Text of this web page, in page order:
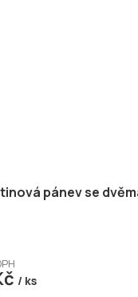
pánev se
/ ks